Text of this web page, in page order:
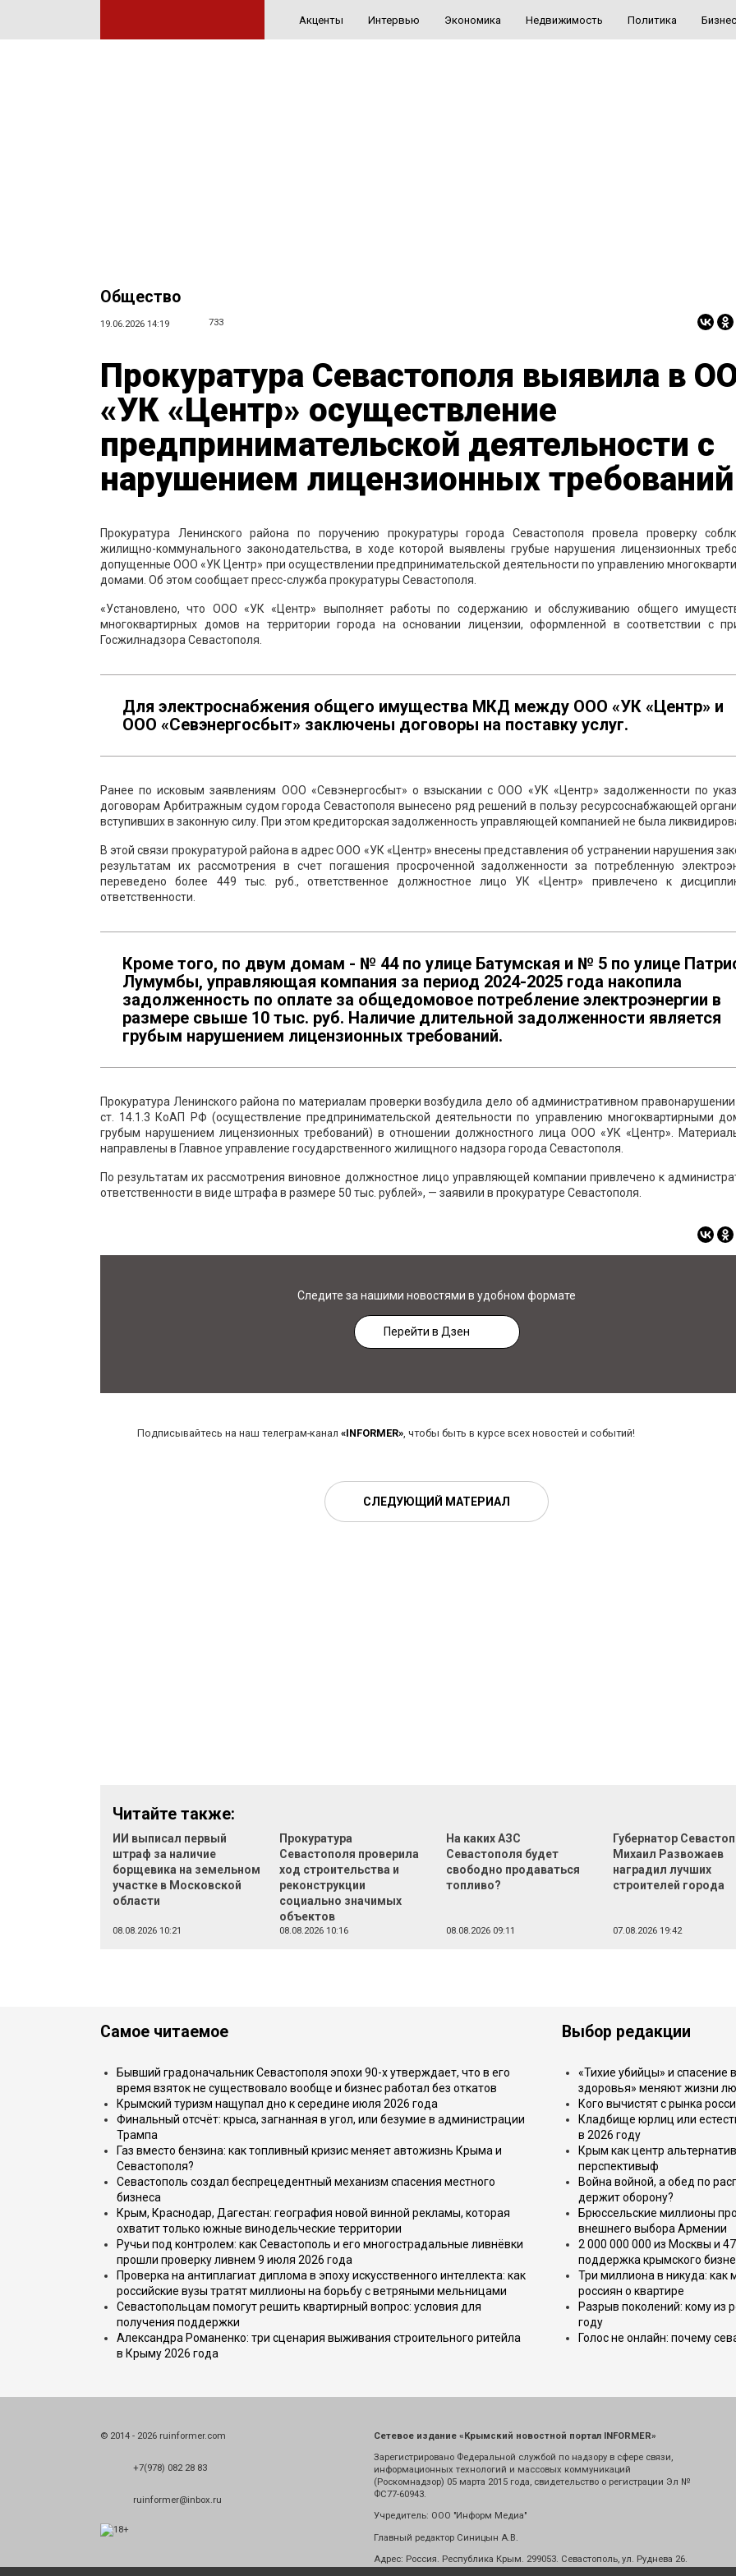
Акценты Интервью Экономика Недвижимость Политика Бизнес
Общество
19.06.2026 14:19 733
Прокуратура Севастополя выявила в
«УК «Центр» осуществление
предпринимательской деятельности с
нарушением лицензионных требований
Прокуратура Ленинского района по поручению прокуратуры города Севастополя провела проверку
жилищно-коммунального законодательства, в ходе которой выявлены грубые нарушения лицензионных
допущенные ООО «УК Центр» при осуществлении предпринимательской деятельности по управлению
домами. Об этом сообщает пресс-служба прокуратуры Севастополя.
«Установлено, что ООО «УК «Центр» выполняет работы по содержанию и обслуживанию общего
многоквартирных домов на территории города на основании лицензии, оформленной в соответствии с
Госжилнадзора Севастополя.
Для электроснабжения общего имущества МКД между ООО «УК «Центр» и
ООО «Севэнергосбыт» заключены договоры на поставку услуг.
Ранее по исковым заявлениям ООО «Севэнергосбыт» о взыскании с ООО «УК «Центр» задолженности по
договорам Арбитражным судом города Севастополя вынесено ряд решений в пользу ресурсоснабжающей
вступивших в законную силу. При этом кредиторская задолженность управляющей компанией не была
В этой связи прокуратурой района в адрес ООО «УК «Центр» внесены представления об устранении нарушения
результатам их рассмотрения в счет погашения просроченной задолженности за потребленную
переведено более 449 тыс. руб., ответственное должностное лицо УК «Центр» привлечено к
ответственности.
Кроме того, по двум домам - № 44 по улице Батумская и № 5 по улице
Лумумбы, управляющая компания за период 2024-2025 года накопила
задолженность по оплате за общедомовое потребление электроэнергии в
размере свыше 10 тыс. руб. Наличие длительной задолженности является
грубым нарушением лицензионных требований.
Прокуратура Ленинского района по материалам проверки возбудила дело об административном
ст. 14.1.3 КоАП РФ (осуществление предпринимательской деятельности по управлению многоквартирными
грубым нарушением лицензионных требований) в отношении должностного лица ООО «УК «Центр».
направлены в Главное управление государственного жилищного надзора города Севастополя.
По результатам их рассмотрения виновное должностное лицо управляющей компании привлечено к
ответственности в виде штрафа в размере 50 тыс. рублей», — заявили в прокуратуре Севастополя.
Следите за нашими новостями в удобном формате
Перейти в Дзен
Подписывайтесь на наш телеграм-канал «INFORMER», чтобы быть в курсе всех новостей и событий!
СЛЕДУЮЩИЙ МАТЕРИАЛ
Читайте также:
ИИ выписал первый
штраф за наличие
борщевика на земельном
участке в Московской
области
08.08.2026 10:21
Прокуратура
Севастополя проверила
ход строительства и
реконструкции
социально значимых
объектов
08.08.2026 10:16
На каких АЗС
Севастополя будет
свободно продаваться
топливо?
08.08.2026 09:11
Губернатор
Михаил Развожаев
наградил лучших
строителей города
07.08.2026 19:42
Самое читаемое
Бывший градоначальник Севастополя эпохи 90-х утверждает, что в его
время взяток не существовало вообще и бизнес работал без откатов
Крымский туризм нащупал дно к середине июля 2026 года
Финальный отсчёт: крыса, загнанная в угол, или безумие в администрации
Трампа
Газ вместо бензина: как топливный кризис меняет автожизнь Крыма и
Севастополя?
Севастополь создал беспрецедентный механизм спасения местного
бизнеса
Крым, Краснодар, Дагестан: география новой винной рекламы, которая
охватит только южные винодельческие территории
Ручьи под контролем: как Севастополь и его многострадальные ливнёвки
прошли проверку ливнем 9 июля 2026 года
Проверка на антиплагиат диплома в эпоху искусственного интеллекта: как
российские вузы тратят миллионы на борьбу с ветряными мельницами
Севастопольцам помогут решить квартирный вопрос: условия для
получения поддержки
Александра Романенко: три сценария выживания строительного ритейла
в Крыму 2026 года
Выбор редакции
«Тихие убийцы» и спасение
здоровья» меняют жизни
Кого вычистят с рынка
Кладбище юрлиц или
в 2026 году
Крым как центр
перспективыф
Война войной, а обед по
держит оборону?
Брюссельские миллионы
внешнего выбора Армении
2 000 000 000 из Москвы и
поддержка крымского
Три миллиона в никуда:
россиян о квартире
Разрыв поколений: кому из
году
Голос не онлайн: почему
© 2014 - 2026 ruinformer.com
+7(978) 082 28 83
ruinformer@inbox.ru
Сетевое издание «Крымский новостной портал INFORMER»
Зарегистрировано Федеральной службой по надзору в сфере связи,
информационных технологий и массовых коммуникаций
(Роскомнадзор) 05 марта 2015 года, свидетельство о регистрации Эл №
ФС77-60943.
Учредитель: ООО "Информ Медиа"
Главный редактор Синицын А.В.
Адрес: Россия. Республика Крым. 299053. Севастополь, ул. Руднева 26.